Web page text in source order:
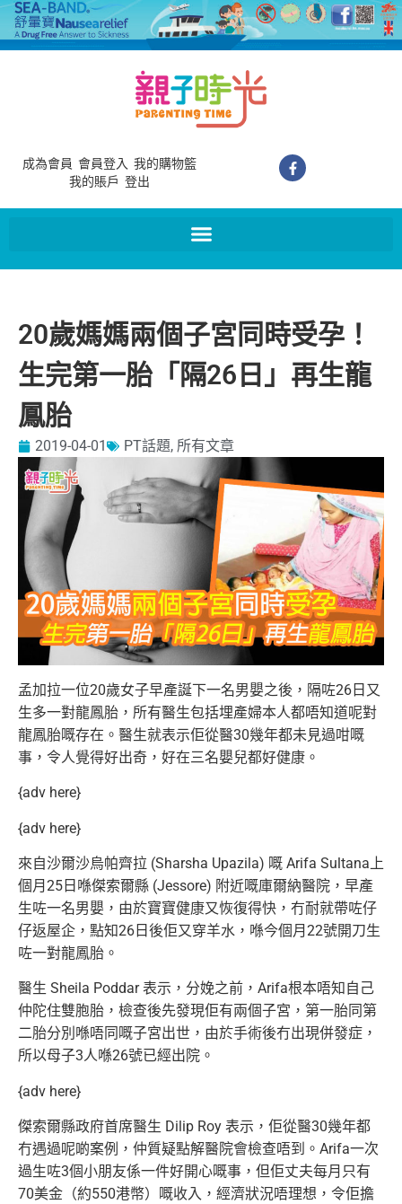
成為會員 會員登入 我的購物籃
我的賬戶 登出
20歲媽媽兩個子宮同時受孕！
生完第一胎「隔26日」再生龍
鳳胎
2019-04-01 PT話題, 所有文章
孟加拉一位20歲女子早產誕下一名男嬰之後，隔咗26日又
生多一對龍鳳胎，所有醫生包括埋產婦本人都唔知道呢對
龍鳳胎嘅存在。醫生就表示佢從醫30幾年都未見過咁嘅
事，令人覺得好出奇，好在三名嬰兒都好健康。
{adv here}
{adv here}
來自沙爾沙烏帕齊拉 (Sharsha Upazila) 嘅 Arifa Sultana上
個月25日喺傑索爾縣 (Jessore) 附近嘅庫爾納醫院，早產
生咗一名男嬰，由於寶寶健康又恢復得快，冇耐就帶咗仔
仔返屋企，點知26日後佢又穿羊水，喺今個月22號開刀生
咗一對龍鳳胎。
醫生 Sheila Poddar 表示，分娩之前，Arifa根本唔知自己
仲陀住雙胞胎，檢查後先發現佢有兩個子宮，第一胎同第
二胎分別喺唔同嘅子宮出世，由於手術後冇出現併發症，
所以母子3人喺26號已經出院。
{adv here}
傑索爾縣政府首席醫生 Dilip Roy 表示，佢從醫30幾年都
冇遇過呢啲案例，仲質疑點解醫院會檢查唔到。Arifa一次
過生咗3個小朋友係一件好開心嘅事，但佢丈夫每月只有
70美金（約550港幣）嘅收入，經濟狀況唔理想，令佢擔